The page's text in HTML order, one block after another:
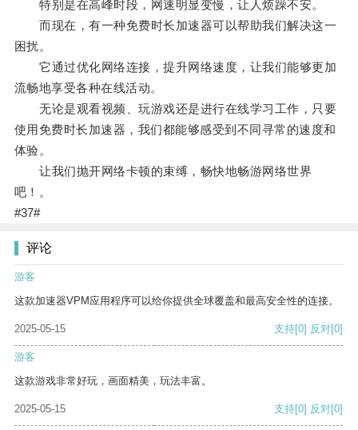
特别是在高峰时段，网速明显变慢，让人烦躁不安。
而现在，有一种免费时长加速器可以帮助我们解决这一
困扰。
它通过优化网络连接，提升网络速度，让我们能够更加
流畅地享受各种在线活动。
无论是观看视频、玩游戏还是进行在线学习工作，只要
使用免费时长加速器，我们都能够感受到不同寻常的速度和
体验。
让我们抛开网络卡顿的束缚，畅快地畅游网络世界
吧！。
#37#
评论
游客
这款加速器VPM应用程序可以给你提供全球覆盖和最高安全性的连接。
2025-05-15 支持[0] 反对[0]
游客
这款游戏非常好玩，画面精美，玩法丰富。
2025-05-15 支持[0] 反对[0]